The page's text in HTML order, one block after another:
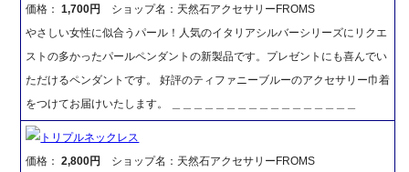
価格：1,700円
ショップ名：天然石アクセサリーFROMS
やさしい女性に似合うパール！人気のイタリアシルバーシリーズにリクエ
ストの多かったパールペンダントの新製品です。プレゼントにも喜んでい
ただけるペンダントです。 好評のティファニーブルーのアクセサリー巾着
をつけてお届けいたします。 ＿＿＿＿＿＿＿＿＿＿＿＿＿＿＿＿＿
トリプルネックレス
価格：2,800円
ショップ名：天然石アクセサリーFROMS